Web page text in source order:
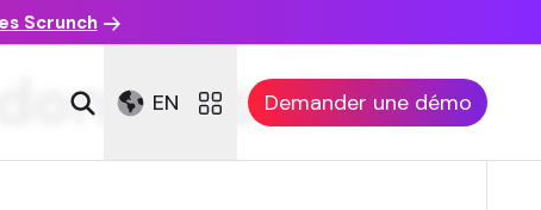
Scrunch
EN Demander une démo
d’IDC